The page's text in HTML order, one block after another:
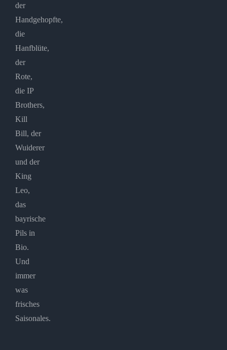
der
Handgehopfte,
die
Hanfblüte,
der
Rote,
die IP
Brothers,
Kill
Bill, der
Wuiderer
und der
King
Leo,
das
bayrische
Pils in
Bio.
Und
immer
was
frisches
Saisonales.